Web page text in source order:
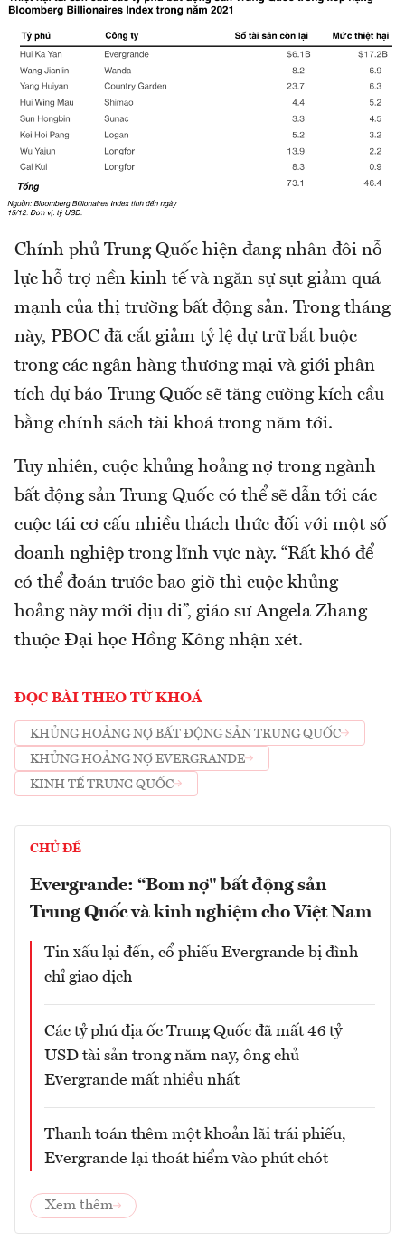
Chính phủ Trung Quốc hiện đang nhân đôi nỗ
lực hỗ trợ nền kinh tế và ngăn sự sụt giảm quá
mạnh của thị trường bất động sản. Trong tháng
này, PBOC đã cắt giảm tỷ lệ dự trữ bắt buộc
trong các ngân hàng thương mại và giới phân
tích dự báo Trung Quốc sẽ tăng cường kích cầu
bằng chính sách tài khoá trong năm tới.
Tuy nhiên, cuộc khủng hoảng nợ trong ngành
bất động sản Trung Quốc có thể sẽ dẫn tới các
cuộc tái cơ cấu nhiều thách thức đối với một số
doanh nghiệp trong lĩnh vực này. “Rất khó để
có thể đoán trước bao giờ thì cuộc khủng
hoảng này mới dịu đi”, giáo sư Angela Zhang
thuộc Đại học Hồng Kông nhận xét.
ĐỌC BÀI THEO TỪ KHOÁ
KHỦNG HOẢNG NỢ BẤT ĐỘNG SẢN TRUNG QUỐC
KHỦNG HOẢNG NỢ EVERGRANDE
KINH TẾ TRUNG QUỐC
CHỦ ĐỀ
Evergrande: “Bom nợ" bất động sản
Trung Quốc và kinh nghiệm cho Việt Nam
Tin xấu lại đến, cổ phiếu Evergrande bị đình
chỉ giao dịch
Các tỷ phú địa ốc Trung Quốc đã mất 46 tỷ
USD tài sản trong năm nay, ông chủ
Evergrande mất nhiều nhất
Thanh toán thêm một khoản lãi trái phiếu,
Evergrande lại thoát hiểm vào phút chót
Xem thêm